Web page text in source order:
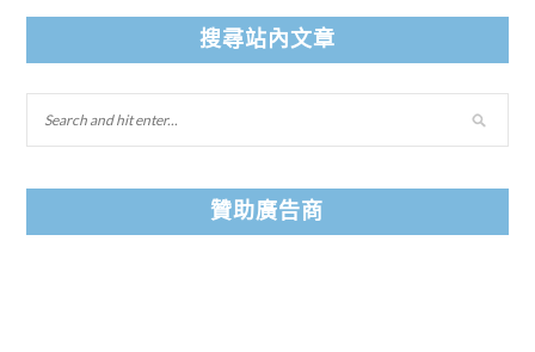
搜尋站內文章
贊助廣告商